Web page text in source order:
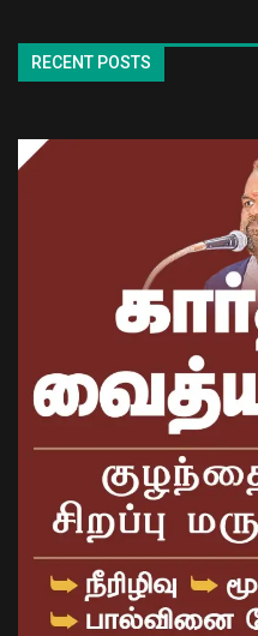
RECENT POSTS